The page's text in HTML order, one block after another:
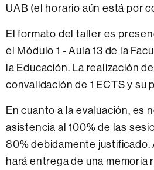
UAB (el horario aún está por
El formato del taller es
el Módulo 1 - Aula 13 de la
la Educación. La realización
convalidación de 1 ECTS y su
En cuanto a la evaluación, es
asistencia al 100% de las
80% debidamente justificado.
hará entrega de una memoria